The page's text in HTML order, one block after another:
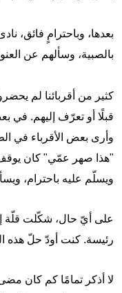
بعدها، وباحترامٍ فائق،
بالصبية، وسألهم عن
كثير من أقربائنا لم
قبلًا أو تعرّف إليهم. في
وأرى بعض الأقرباء في
"هذا صهر عمّي" كان يوقف
ويسلّم عليه باحترام،
على أيّ حال، شكّلت قلّة
رئيسة. كنت أودّ حلّ هذه
لا أذكر تمامًا كم كان